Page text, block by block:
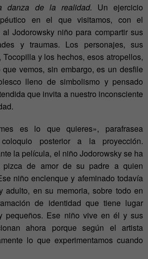
danza de la realidad. Un ejercicio
en el que visitamos, con el
Jodorowsky niño para compartir sus
y traumas. Los personajes, sus
Tocopilla y los hechos, esos atropellos,
vemos, sin embargo, es un desfile
lleno de simbolismo y pensado
que invita a nuestro inconsciente
es lo que quieres», parafrasea
posterior a la proyección.
la película, el niño Jodorowsky se ha
pizca de amor de su padre a quien
niño enclenque y afeminado todavía
adulto, en su memoria, sobre todo en
de identidad que tiene lugar
pequeños. Ese niño vive en él y sus
ahora porque según el artista
lo que experimentamos cuando